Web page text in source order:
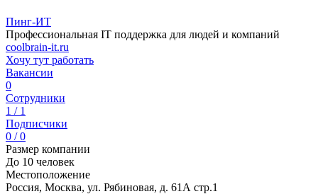
Пинг-ИТ
Профессиональная IT поддержка для людей и компаний
coolbrain-it.ru
Хочу тут работать
Вакансии
0
Сотрудники
1 / 1
Подписчики
0 / 0
Размер компании
До 10 человек
Местоположение
Россия, Москва, ул. Рябиновая, д. 61А стр.1